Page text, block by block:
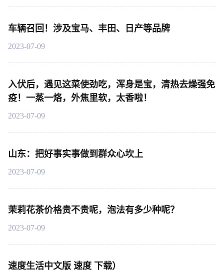
车辆召回！涉及宝马、丰田、日产等品牌
2023-07-09
入伏后，遇见这菜使劲吃，浑身是宝，清热去燥强免
疫！一蒸一烙，外焦里软，太香啦！
2023-07-09
山东：把好事实事做到群众心坎上
2023-07-09
茉莉花茶价格贵不贵呢，泡法有多少种呢？
2023-07-09
速度生活中文版 速度 下载）